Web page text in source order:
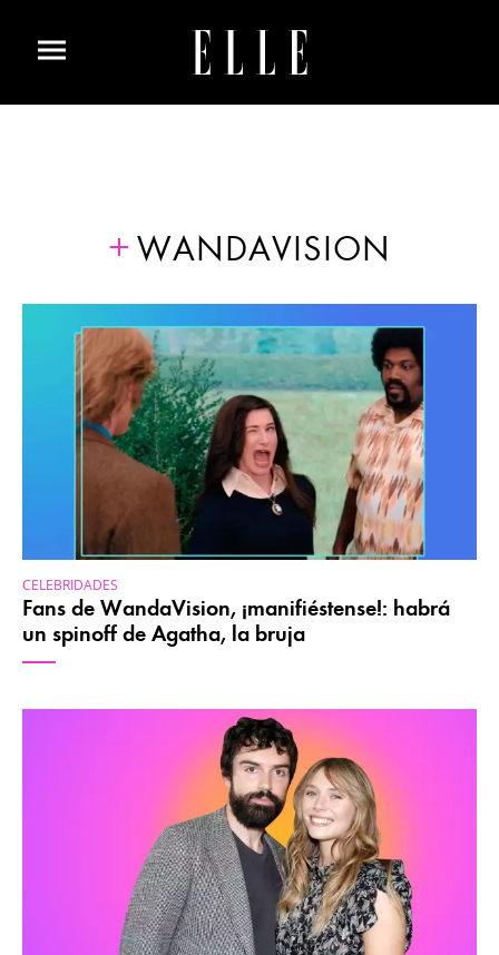
WANDAVISION
CELEBRIDADES
Fans de WandaVision, ¡manifiéstense!: habrá
un spinoff de Agatha, la bruja